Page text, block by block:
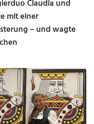
Claudia und
mit einer
– und wagte